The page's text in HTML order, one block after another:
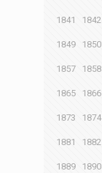
1841 1842
1849 1850
1857 1858
1865 1866
1873 1874
1881 1882
1889 1890